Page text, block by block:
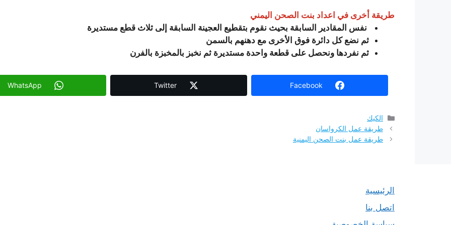
طريقة أخرى في اعداد بنت الصحن اليمني
نفس المقادير السابقة بحيث نقوم بتقطيع العجينة السابقة إلى ثلاث قطع مستديرة
ثم نضع كل دائرة فوق الأخرى مع دهنهم بالسمن
ثم نفردها ونحصل على قطعة واحدة مستديرة ثم نخبز بالمخبزة بالفرن
Facebook
Twitter
WhatsApp
التصنيفات
الكيك
طريقة عمل الكرواسان
طريقة عمل بنت الصحن اليمنية
الرئيسية
اتصل بنا